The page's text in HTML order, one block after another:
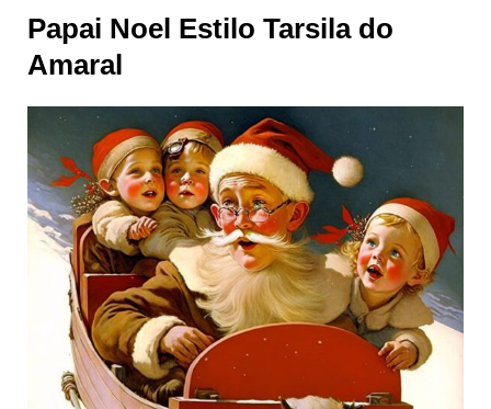
Papai Noel Estilo Tarsila do
Amaral